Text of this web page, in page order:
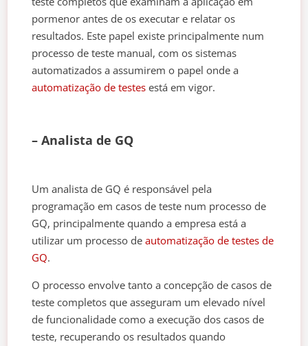
pormenor antes de os executar e relatar os
resultados. Este papel existe principalmente num
processo de teste manual, com os sistemas
automatizados a assumirem o papel onde a
automatização de testes está em vigor.
– Analista de GQ
Um analista de GQ é responsável pela
programação em casos de teste num processo de
GQ, principalmente quando a empresa está a
utilizar um processo deautomatização de testes de
GQ.
O processo envolve tanto a concepção de casos de
teste completos que asseguram um elevado nível
de funcionalidade como a execução dos casos de
teste, recuperando os resultados quando